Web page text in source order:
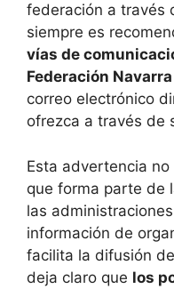
federación a través
siempre es
vías de
Federación
correo electrónico
ofrezca a través de
Esta advertencia
que forma parte de
las
información de
facilita la difusión
deja claro que los